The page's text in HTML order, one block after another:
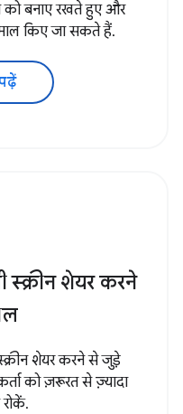
को बनाए रखते हुए और
किए जा सकते हैं.
स्क्रीन शेयर करने
शेयर करने से जुड़े
को ज़रूरत से ज़्यादा